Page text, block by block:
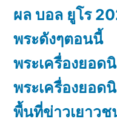
ผล บอล ยูโร
พระดังๆตอนนี้
พระเครื่องยอด
พระเครื่องยอด
พื้นที่ข่าวเยาวช